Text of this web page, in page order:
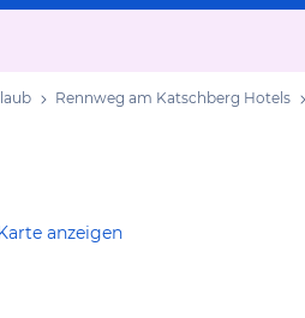
Rennweg am Katschberg Hotels
anzeigen